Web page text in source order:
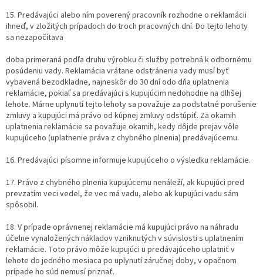
15. Predávajúci alebo ním poverený pracovník rozhodne o reklamácii
ihneď, v zložitých prípadoch do troch pracovných dní. Do tejto lehoty
sa nezapočítava
doba primeraná podľa druhu výrobku či služby potrebná k odbornému
posúdeniu vady. Reklamácia vrátane odstránenia vady musí byť
vybavená bezodkladne, najneskôr do 30 dní odo dňa uplatnenia
reklamácie, pokiaľ sa predávajúci s kupujúcim nedohodne na dlhšej
lehote. Márne uplynutí tejto lehoty sa považuje za podstatné porušenie
zmluvy a kupujúci má právo od kúpnej zmluvy odstúpiť. Za okamih
uplatnenia reklamácie sa považuje okamih, kedy dôjde prejav vôle
kupujúceho (uplatnenie práva z chybného plnenia) predávajúcemu.
16. Predávajúci písomne informuje kupujúceho o výsledku reklamácie.
17. Právo z chybného plnenia kupujúcemu nenáleží, ak kupujúci pred
prevzatím veci vedel, že vec má vadu, alebo ak kupujúci vadu sám
spôsobil.
18. V prípade oprávnenej reklamácie má kupujúci právo na náhradu
účelne vynaložených nákladov vzniknutých v súvislosti s uplatnením
reklamácie. Toto právo môže kupujúci u predávajúceho uplatniť v
lehote do jedného mesiaca po uplynutí záručnej doby, v opačnom
prípade ho súd nemusí priznať.